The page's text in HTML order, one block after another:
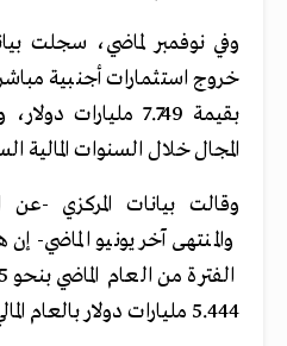
وفي نوفمبر لماضي، سجلت
خروج استثمارات أجنبية
بقيمة 7.749
المجال خلال السنوات المالية
والمنتهى آخر يونيو الماضي-
5.444 مليارات دولار بالعام المالي السابق.